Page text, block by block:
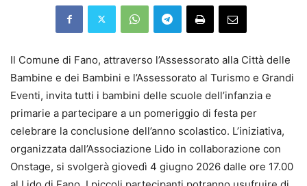
Il Comune di Fano, attraverso l’Assessorato alla Città delle
Bambine e dei Bambini e l’Assessorato al Turismo e Grandi
Eventi, invita tutti i bambini delle scuole dell’infanzia e
primarie a partecipare a un pomeriggio di festa per
celebrare la conclusione dell’anno scolastico. L’iniziativa,
organizzata dall’Associazione Lido in collaborazione con
Onstage, si svolgerà giovedì 4 giugno 2026 dalle ore 17.00